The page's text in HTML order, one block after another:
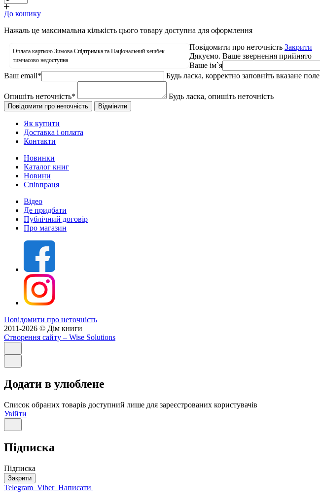
До кошику
Нажаль це максимальна кількість цього товару доступна для оформлення
Оплата карткою Зимова Єпідтримка та Національний кешбек
тимчасово недоступна
Повідомити про неточність Закрити
Дякуємо. Ваше звернення прийнято
Ваше ім`я
Ваш email* Будь ласка, корректно заповніть вказане поле
Опишіть неточність* Будь ласка, опишіть неточність
Як купити
Доставка і оплата
Контакти
Новинки
Каталог книг
Новини
Співпраця
Відео
Де придбати
Публічний договір
Про магазин
Повідомити про неточність
2011-2026 © Дім книги
Створення сайту – Wise Solutions
Додати в улюблене
Список обраних товарів доступний лише для зареєстрованих користувачів
Увійти
Підписка
Підписка
Закрити
Telegram Viber Написати